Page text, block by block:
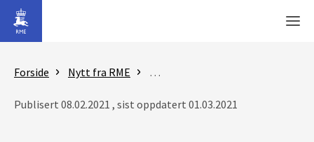
Gå til hovedinnhold
Forside Nytt fra RME Nyheter -
Publisert 08.02.2021 , sist oppdatert 01.03.2021